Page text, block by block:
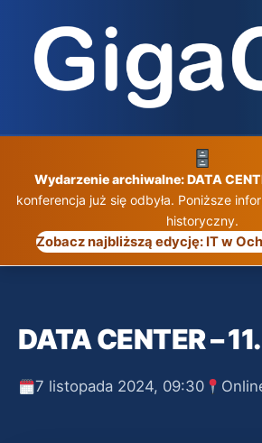
treści
Wydarzenie archiwalne: DATA
konferencja już się odbyła. Poniższe
historyczny.
Zobacz najbliższą edycję: IT w
DATA CENTER –
7 listopada 2024, 09:30